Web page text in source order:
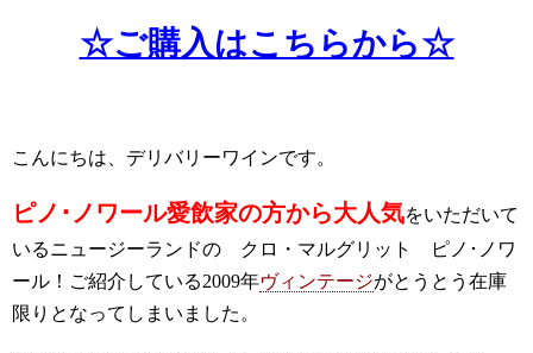
☆ご購入はこちらから☆
こんにちは、デリバリーワインです。
ピノ･ノワール愛飲家の方から大人気をいただいて
いるニュージーランドの クロ・マルグリット ピノ･ノワ
ール！ご紹介している2009年ヴィンテージがとうとう在庫
限りとなってしまいました。